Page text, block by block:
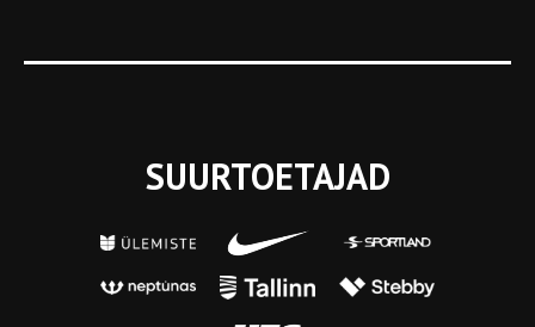
SUURTOETAJAD